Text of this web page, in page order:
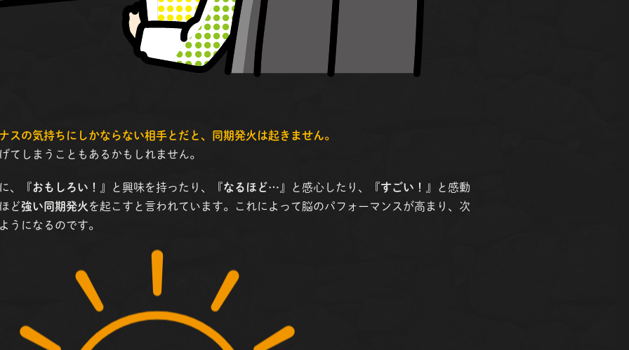
スの気持ちにしかならない相手とだと、同期発火は起きません。
てしまうこともあるかもしれません。
、『おもしろい！ 』と興味を持ったり、『なるほど… 』と感心したり、『すごい！
』と感動
ど強い同期発火 を起こすと言われています。これによって脳のパフォーマンスが高まり、次
うになるのです。